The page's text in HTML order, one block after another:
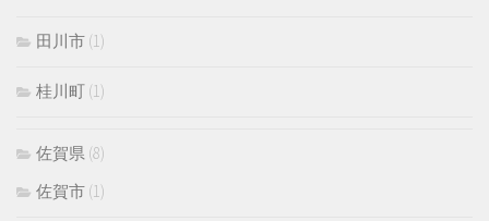
田川市 (1)
桂川町 (1)
佐賀県 (8)
佐賀市 (1)